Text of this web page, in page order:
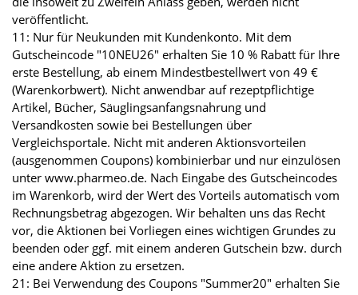
veröffentlicht.
11: Nur für Neukunden mit Kundenkonto. Mit dem
Gutscheincode "10NEU26" erhalten Sie 10 % Rabatt für Ihre
erste Bestellung, ab einem Mindestbestellwert von 49 €
(Warenkorbwert). Nicht anwendbar auf rezeptpflichtige
Artikel, Bücher, Säuglingsanfangsnahrung und
Versandkosten sowie bei Bestellungen über
Vergleichsportale. Nicht mit anderen Aktionsvorteilen
(ausgenommen Coupons) kombinierbar und nur einzulösen
unter www.pharmeo.de. Nach Eingabe des Gutscheincodes
im Warenkorb, wird der Wert des Vorteils automatisch vom
Rechnungsbetrag abgezogen. Wir behalten uns das Recht
vor, die Aktionen bei Vorliegen eines wichtigen Grundes zu
beenden oder ggf. mit einem anderen Gutschein bzw. durch
eine andere Aktion zu ersetzen.
21: Bei Verwendung des Coupons "Summer20" erhalten Sie